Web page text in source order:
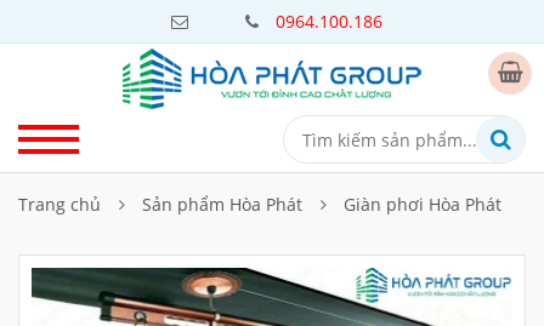
0964.100.186
Trang chủ Sản phẩm Hòa Phát Giàn phơi Hòa Phát